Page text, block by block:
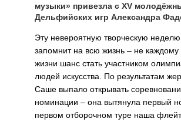
музыки» привезла с XV
Дельфийских игр Александра
Эту невероятную творческую неделю
запомнит на всю жизнь – не каждому
жизни шанс стать участником
людей искусства. По результатам
Саше выпало открывать
номинации – она вытянула первый
первом отбороч­ном туре наша